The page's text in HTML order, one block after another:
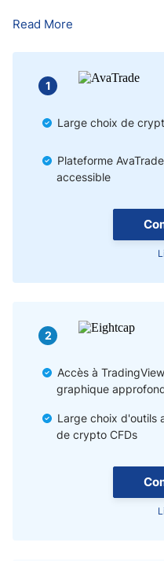
Notre avis
Read More
1
Large choix de
Plateforme
accessible
2
Accès à
graphique
Large choix d'outils
de crypto CFDs